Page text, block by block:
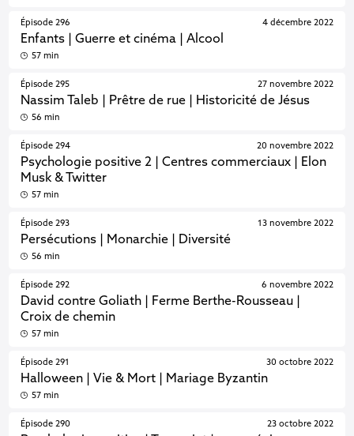
Épisode 296
Enfants | Guerre et cinéma | Alcool
4 décembre 2022
57 min
Épisode 295
Nassim Taleb | Prêtre de rue | Historicité de Jésus
27 novembre 2022
56 min
Épisode 294
Psychologie positive 2 | Centres commerciaux | Elon
Musk & Twitter
20 novembre 2022
57 min
Épisode 293
Persécutions | Monarchie | Diversité
13 novembre 2022
56 min
Épisode 292
David contre Goliath | Ferme Berthe-Rousseau |
Croix de chemin
6 novembre 2022
57 min
Épisode 291
Halloween | Vie & Mort | Mariage Byzantin
30 octobre 2022
57 min
Épisode 290 23 octobre 2022